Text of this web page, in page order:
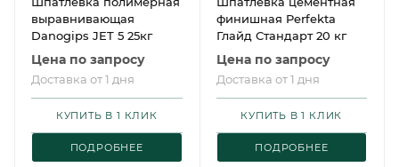
выравнивающая
Danogips JET 5 25кг
Цена по запросу
Доставка от 1 дня
ПОДРОБНЕЕ
КУПИТЬ В 1 КЛИК
финишная Perfekta
Глайд Стандарт 20 кг
Цена по запросу
Доставка от 1 дня
ПОДРОБНЕЕ
КУПИТЬ В 1 КЛИК